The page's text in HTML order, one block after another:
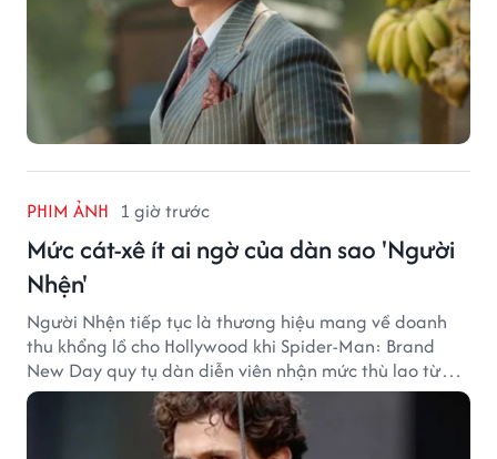
PHIM ẢNH 1 giờ trước
Mức cát-xê ít ai ngờ của dàn sao 'Người
Nhện'
Người Nhện tiếp tục là thương hiệu mang về doanh
thu khổng lồ cho Hollywood khi Spider-Man: Brand
New Day quy tụ dàn diễn viên nhận mức thù lao từ
hàng chục đến hàng trăm tỷ đồng. Thành công phòng
vé của bộ phim cũng giúp nhiều ngôi sao sở hữu khoản
thu nhập đáng mơ ước.